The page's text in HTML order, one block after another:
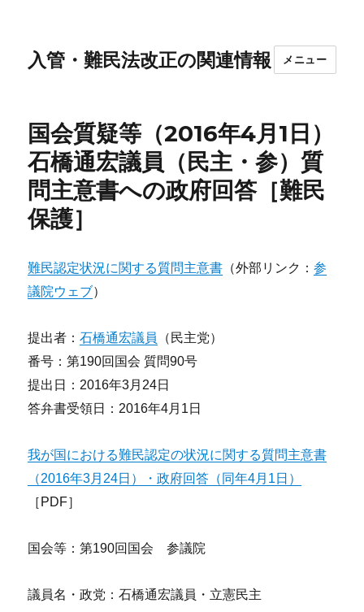
入管・難民法改正の関連情報 メニュー
国会質疑等（2016年4月1日）
石橋通宏議員（民主・参）質
問主意書への政府回答［難民
保護］
難民認定状況に関する質問主意書 （外部リンク：参
議院ウェブ）
提出者：石橋通宏議員
（民主党）
番号：第190回国会 質問90号
提出日：2016年3月24日
答弁書受領日：2016年4月1日
我が国における難民認定の状況に関する質問主意書
（2016年3月24日）・政府回答（同年4月1日）
［PDF］
国会等：第190回国会 参議院
議員名・政党：石橋通宏議員・立憲民主